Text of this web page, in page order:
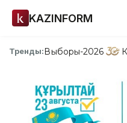
KAZINFORM
Тренды:Выборы-2026